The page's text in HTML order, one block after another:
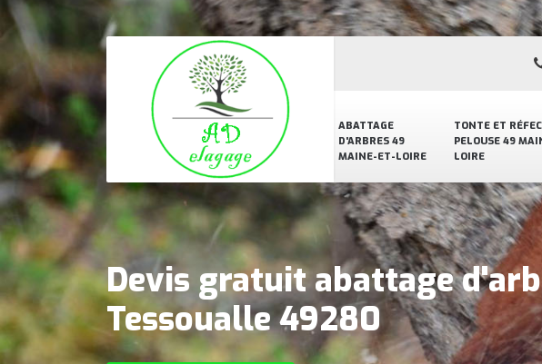
ABATTAGE
D'ARBRES 49
MAINE-ET-LOIRE
TONTE ET
PELOUSE 49
LOIRE
Devis gratuit abattage
Tessoualle 49280